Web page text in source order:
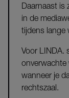
Daarnaast is
in de
tijdens lange
Voor LINDA.
onverwachte
wanneer je
rechtszaal.